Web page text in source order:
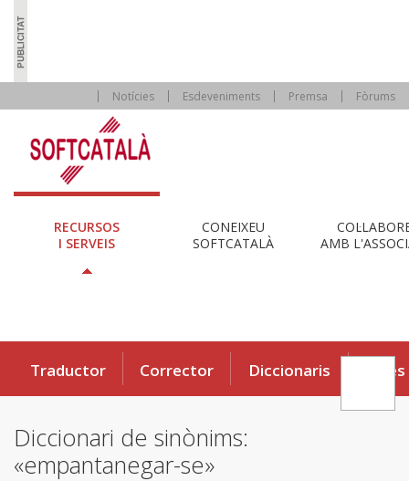
Notícies Esdeveniments Premsa Fòrums
RECURSOS
I SERVEIS
CONEIXEU
SOFTCATALÀ
AMB
Traductor Corrector Diccionaris Eines
Diccionari de sinònims:
«empantanegar-se»